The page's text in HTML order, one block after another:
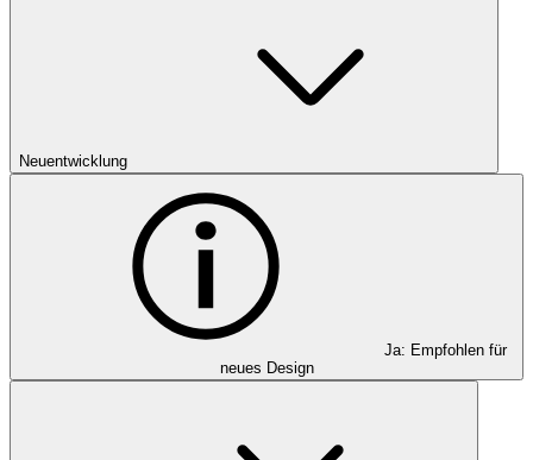
Neuentwicklung
Ja: Empfohlen für
neues Design